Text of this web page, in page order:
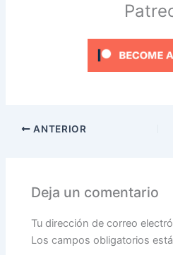
ANTERIOR
Deja un comentario
Tu dirección de correo
Los campos obligatorios